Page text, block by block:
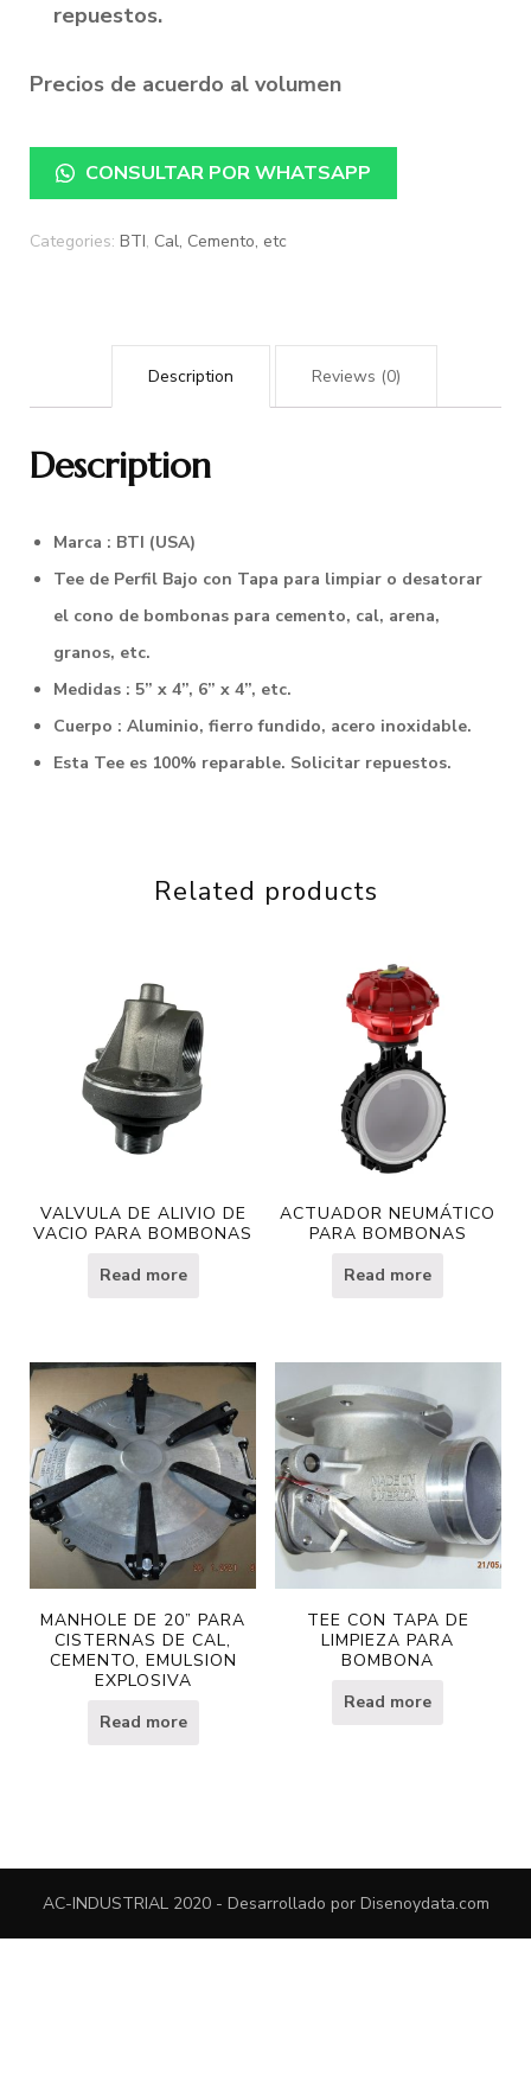
repuestos.
Precios de acuerdo al volumen
CONSULTAR POR WHATSAPP
Categories: BTI, Cal, Cemento, etc
Description Reviews (0)
Description
Marca : BTI (USA)
Tee de Perfil Bajo con Tapa para limpiar o desatorar
el cono de bombonas para cemento, cal, arena,
granos, etc.
Medidas : 5” x 4”, 6” x 4”, etc.
Cuerpo : Aluminio, fierro fundido, acero inoxidable.
Esta Tee es 100% reparable. Solicitar repuestos.
Related products
VALVULA DE ALIVIO DE
VACIO PARA BOMBONAS
Read more
ACTUADOR NEUMÁTICO
PARA BOMBONAS
Read more
MANHOLE DE 20” PARA
CISTERNAS DE CAL,
CEMENTO, EMULSION
EXPLOSIVA
Read more
TEE CON TAPA DE
LIMPIEZA PARA
BOMBONA
Read more
AC-INDUSTRIAL 2020 - Desarrollado por Disenoydata.com